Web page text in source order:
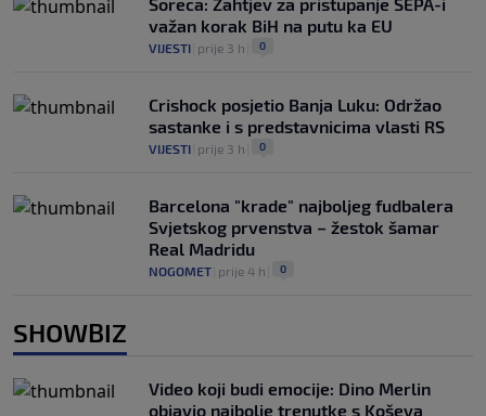
važan korak BiH na putu ka EU
VIJESTI prije 3 h 0
Crishock posjetio Banja Luku: Održao
sastanke i s predstavnicima vlasti RS
VIJESTI prije 3 h 0
Barcelona "krade" najboljeg fudbalera
Svjetskog prvenstva – žestok šamar
Real Madridu
NOGOMET prije 4 h 0
SHOWBIZ
Video koji budi emocije: Dino Merlin
objavio najbolje trenutke s Koševa